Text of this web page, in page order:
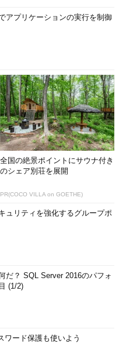
アプリケーションの実行を制御
全国の絶景ポイントにサウナ付き
のシェア別荘を展開
PR(COCO VILLA on GOETHE)
ュリティを強化するグループポ
だ？ SQL Server 2016のパフォ
(1/2)
ワード保護も使いよう